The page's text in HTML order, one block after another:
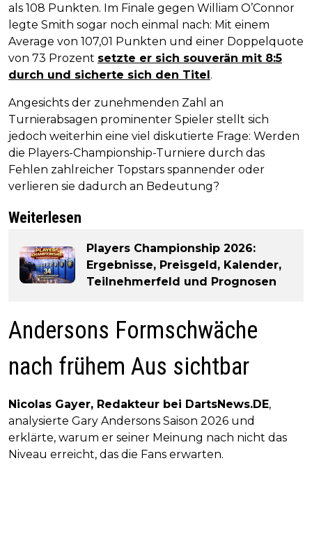
als 108 Punkten. Im Finale gegen William O’Connor
legte Smith sogar noch einmal nach: Mit einem
Average von 107,01 Punkten und einer Doppelquote
von 73 Prozent setzte er sich souverän mit 8:5
durch und sicherte sich den Titel.
Angesichts der zunehmenden Zahl an
Turnierabsagen prominenter Spieler stellt sich
jedoch weiterhin eine viel diskutierte Frage: Werden
die Players-Championship-Turniere durch das
Fehlen zahlreicher Topstars spannender oder
verlieren sie dadurch an Bedeutung?
Weiterlesen
Players Championship 2026:
Ergebnisse, Preisgeld, Kalender,
Teilnehmerfeld und Prognosen
Andersons Formschwäche
nach frühem Aus sichtbar
Nicolas Gayer, Redakteur bei DartsNews.DE,
analysierte Gary Andersons Saison 2026 und
erklärte, warum er seiner Meinung nach nicht das
Niveau erreicht, das die Fans erwarten.